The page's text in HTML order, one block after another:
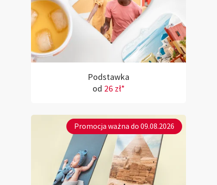
Podstawka
od 26 zł*
Promocja ważna do 09.08.2026